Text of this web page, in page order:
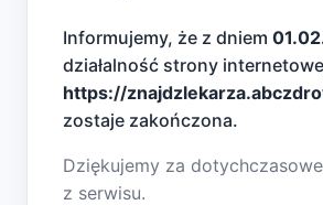
Informujemy, że z dniem
działalność strony
https://
zostaje zakończona.
Dziękujemy za
z serwisu.